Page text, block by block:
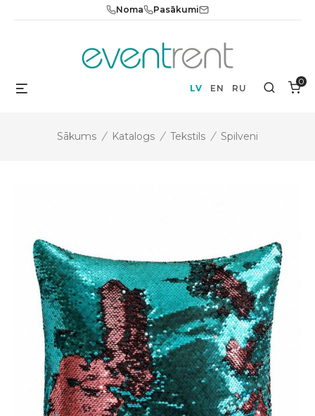
Noma Pasākumi
LV EN RU Search
0
Sākums / Katalogs / Tekstils / Spilveni